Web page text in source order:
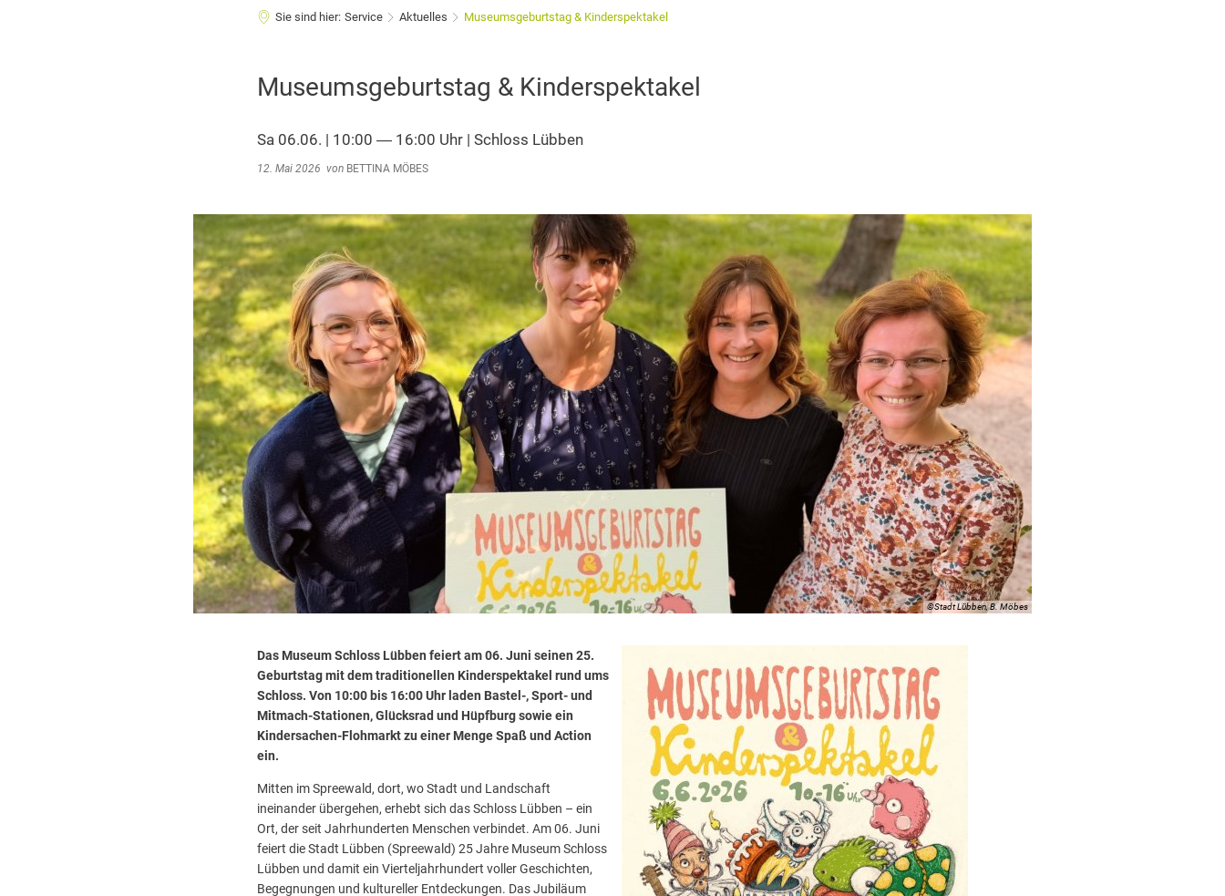
Sie sind hier: Service Aktuelles Museumsgeburtstag & Kinderspektakel
Museumsgeburtstag & Kinderspektakel
Sa 06.06. | 10:00 ― 16:00 Uhr | Schloss Lübben
12. Mai 2026 von BETTINA MÖBES
©Stadt Lübben, B. Möbes
Das Museum Schloss Lübben feiert am 06. Juni seinen 25.
Geburtstag mit dem traditionellen Kinderspektakel rund ums
Schloss. Von 10:00 bis 16:00 Uhr laden Bastel-, Sport- und
Mitmach-Stationen, Glücksrad und Hüpfburg sowie ein
Kindersachen-Flohmarkt zu einer Menge Spaß und Action
ein.
Mitten im Spreewald, dort, wo Stadt und Landschaft
ineinander übergehen, erhebt sich das Schloss Lübben – ein
Ort, der seit Jahrhunderten Menschen verbindet. Am 06. Juni
feiert die Stadt Lübben (Spreewald) 25 Jahre Museum Schloss
Lübben und damit ein Vierteljahrhundert voller Geschichten,
Begegnungen und kultureller Entdeckungen. Das Jubiläum